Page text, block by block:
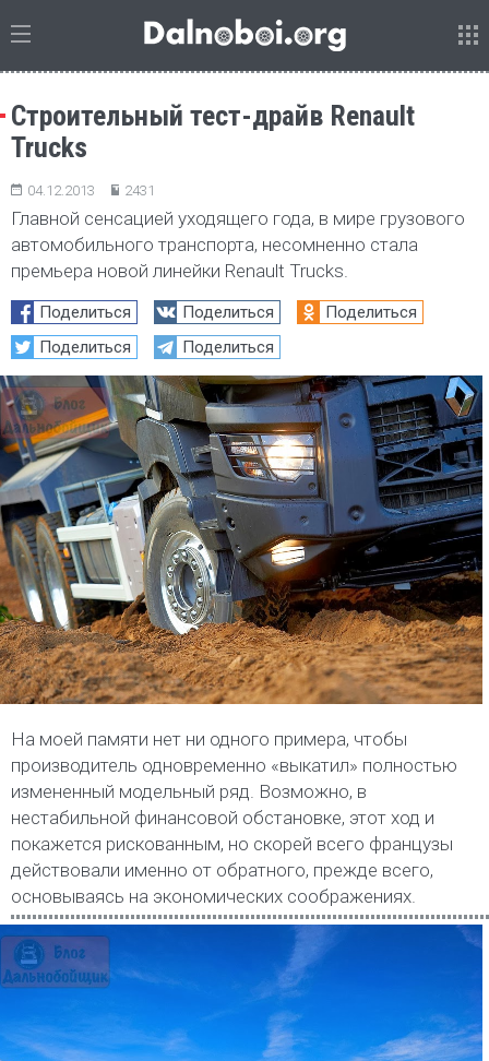
Строительный тест-драйв Renault
Trucks
04.12.2013 2431
Главной сенсацией уходящего года, в мире грузового
автомобильного транспорта, несомненно стала
премьера новой линейки Renault Trucks.
Поделиться Поделиться
Поделиться
Поделиться
Поделиться
На моей памяти нет ни одного примера, чтобы
производитель одновременно «выкатил» полностью
измененный модельный ряд. Возможно, в
нестабильной финансовой обстановке, этот ход и
покажется рискованным, но скорей всего французы
действовали именно от обратного, прежде всего,
основываясь на экономических соображениях.